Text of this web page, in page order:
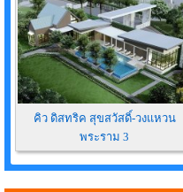
คิว ดิสทริค สุขสวัสดิ์-วงแหวน
พระราม 3